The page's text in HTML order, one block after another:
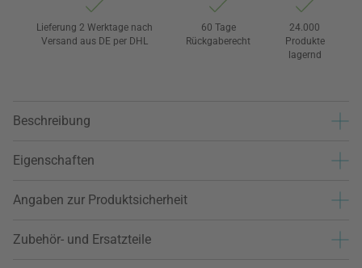
Lieferung 2 Werktage nach
Versand aus DE per DHL
60 Tage
Rückgaberecht
24.000
Produkte
lagernd
Beschreibung
Eigenschaften
Angaben zur Produktsicherheit
Zubehör- und Ersatzteile